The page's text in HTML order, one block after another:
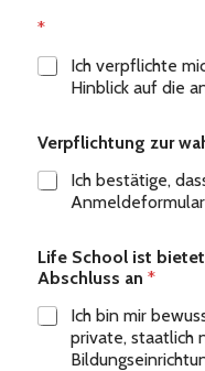
*
Ich verpflichte
Hinblick auf die
Verpflichtung zur
Ich bestätige,
Life School ist
Abschluss an *
Ich bin mir
private, staatlich